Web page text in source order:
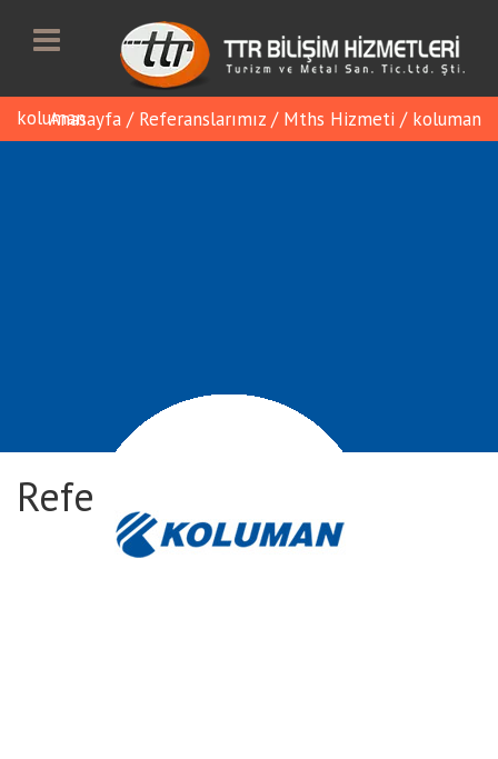
koluman
Anasayfa / Referanslarımız / Mths Hizmeti / koluman
Referans Detayı